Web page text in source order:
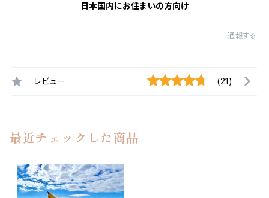
日本国内にお住まいの方向け
通報する
レビュー (21)
最近チェックした商品